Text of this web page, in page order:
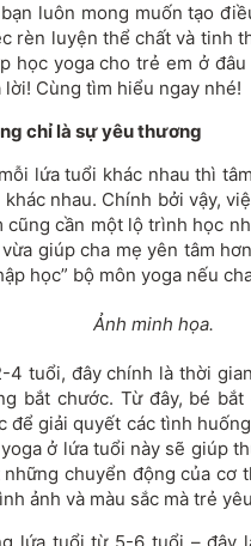
luôn mong muốn tạo
rèn luyện thể chất và tinh
học yoga cho trẻ em ở
Cùng tìm hiểu ngay nhé!
chỉ là sự yêu thương
lứa tuổi khác nhau thì
nhau. Chính bởi vậy,
cũng cần một lộ trình học
giúp cha mẹ yên tâm
học” bộ môn yoga nếu
Ảnh minh họa.
4 tuổi, đây chính là thời
bắt chước. Từ đây, bé
để giải quyết các tình
ở lứa tuổi này sẽ giúp
chuyển động của cơ
ảnh và màu sắc mà trẻ